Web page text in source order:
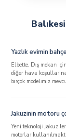
Yazlık evimin
Elbette. Dış mekan
diğer hava
birçok modelimiz
Jakuzinin motoru
Yeni teknoloji
motorlar